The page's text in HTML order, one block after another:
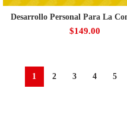
Desarrollo Personal Para La
$149.00
1 2 3 4 5